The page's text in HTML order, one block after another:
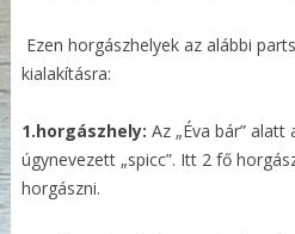
Ezen horgászhelyek az alábbi
kialakításra:
1.horgászhely: Az „Éva bár”
úgynevezett „spicc”. Itt 2 fő
horgászni.